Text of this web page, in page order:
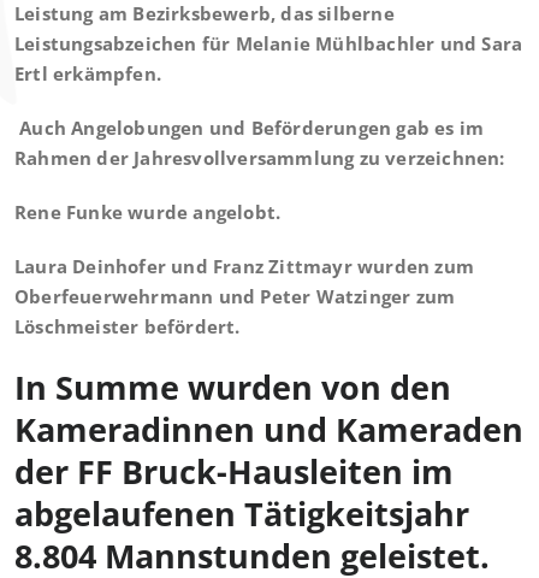
Leistung am Bezirksbewerb, das silberne
Leistungsabzeichen für Melanie Mühlbachler und Sara
Ertl erkämpfen.
Auch Angelobungen und Beförderungen gab es im
Rahmen der Jahresvollversammlung zu verzeichnen:
Rene Funke wurde angelobt.
Laura Deinhofer und Franz Zittmayr wurden zum
Oberfeuerwehrmann und Peter Watzinger zum
Löschmeister befördert.
In Summe wurden von den
Kameradinnen und Kameraden
der FF Bruck-Hausleiten im
abgelaufenen Tätigkeitsjahr
8.804 Mannstunden geleistet.